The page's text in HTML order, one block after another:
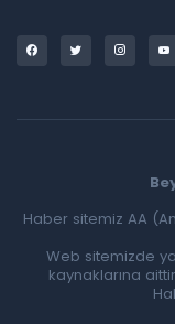
Haber sitemiz AA
Web sitemizde
kaynaklarına